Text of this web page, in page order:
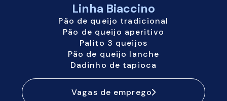
Linha Biaccino
Pão de queijo tradicional
Pão de queijo aperitivo
Palito 3 queijos
Pão de queijo lanche
Dadinho de tapioca
Vagas de emprego